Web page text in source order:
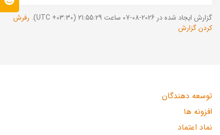
گزارش ایجاد شده در 2026-08-07 ساعت 21:55:29 (UTC +03:30).
رفرش
کردن گزارش
توسعه دهندگان
افزونه ها
نماد اعتماد